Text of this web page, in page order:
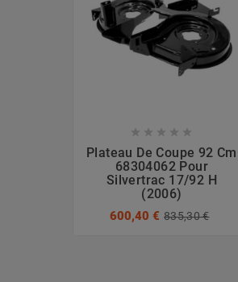
    
Plateau De Coupe 92 Cm
68304062 Pour
Silvertrac 17/92 H
(2006)
600,40 € 835,30 €